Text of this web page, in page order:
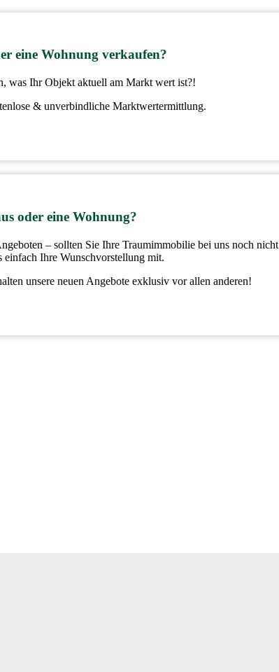
eine Wohnung verkaufen?
was Ihr Objekt aktuell am Markt wert ist?!
& unverbindliche Marktwertermittlung.
oder eine Wohnung?
– sollten Sie Ihre Traumimmobilie bei uns noch nicht
einfach Ihre Wunschvorstellung mit.
unsere neuen Angebote exklusiv vor allen anderen!